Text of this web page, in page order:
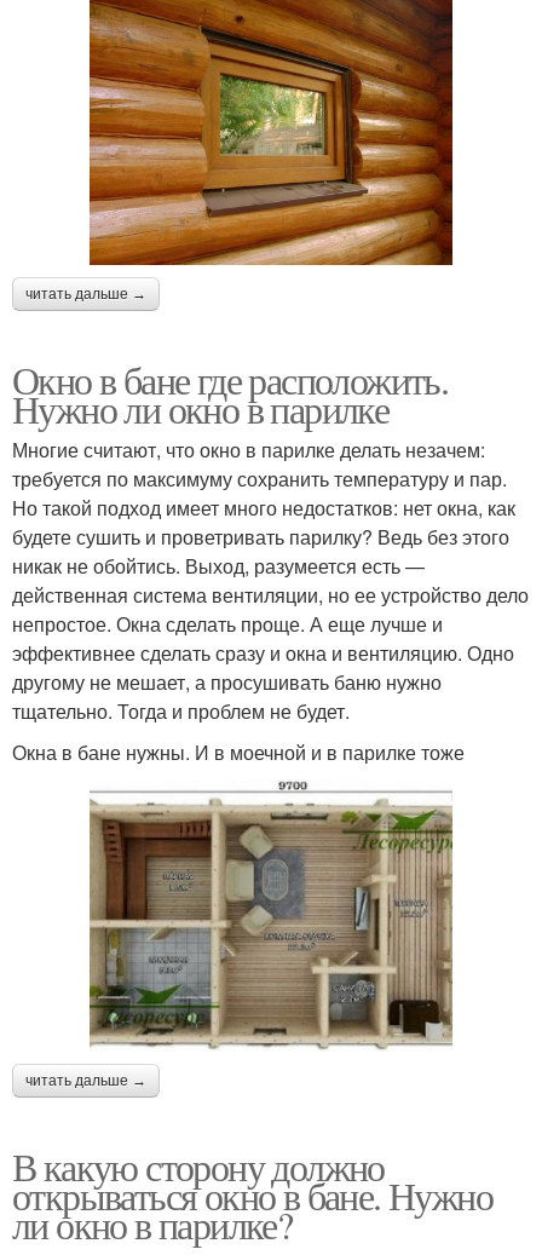
читать дальше →
Окно в бане где расположить.
Нужно ли окно в парилке
Многие считают, что окно в парилке делать незачем:
требуется по максимуму сохранить температуру и пар.
Но такой подход имеет много недостатков: нет окна, как
будете сушить и проветривать парилку? Ведь без этого
никак не обойтись. Выход, разумеется есть —
действенная система вентиляции, но ее устройство дело
непростое. Окна сделать проще. А еще лучше и
эффективнее сделать сразу и окна и вентиляцию. Одно
другому не мешает, а просушивать баню нужно
тщательно. Тогда и проблем не будет.
Окна в бане нужны. И в моечной и в парилке тоже
читать дальше →
В какую сторону должно
открываться окно в бане. Нужно
ли окно в парилке?